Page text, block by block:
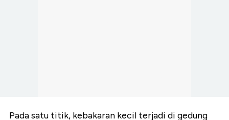
Pada satu titik, kebakaran kecil terjadi di gedung